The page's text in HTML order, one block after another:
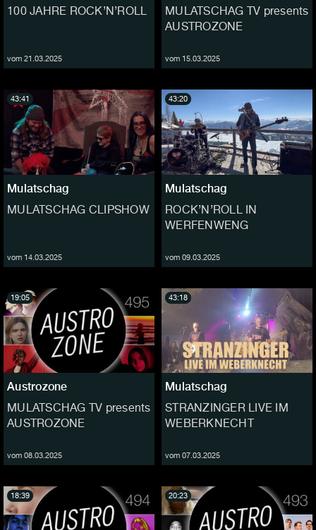
100 JAHRE ROCK’N’ROLL
vom 21.03.2025
MULATSCHAG TV presents
AUSTROZONE
vom 15.03.2025
Mulatschag
MULATSCHAG CLIPSHOW
vom 14.03.2025
43:41
Mulatschag
ROCK’N’ROLL IN
WERFENWENG
vom 09.03.2025
43:20
Austrozone
MULATSCHAG TV presents
AUSTROZONE
vom 08.03.2025
19:05
Mulatschag
STRANZINGER LIVE IM
WEBERKNECHT
vom 07.03.2025
43:18
18:39 20:23